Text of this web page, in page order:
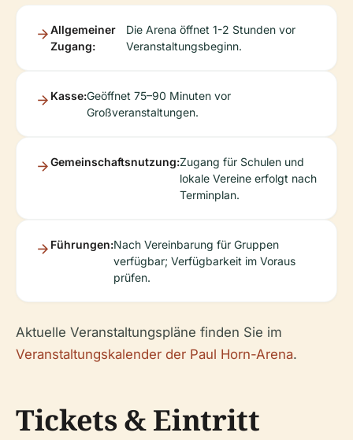
Allgemeiner
Zugang:
Die Arena öffnet 1-2 Stunden vor
Veranstaltungsbeginn.
Kasse:Geöffnet 75–90 Minuten vor
Großveranstaltungen.
Gemeinschaftsnutzung:Zugang für Schulen und
lokale Vereine erfolgt nach
Terminplan.
Führungen:Nach Vereinbarung für Gruppen
verfügbar; Verfügbarkeit im Voraus
prüfen.
Aktuelle Veranstaltungspläne finden Sie im
Veranstaltungskalender der Paul Horn-Arena.
Tickets & Eintritt